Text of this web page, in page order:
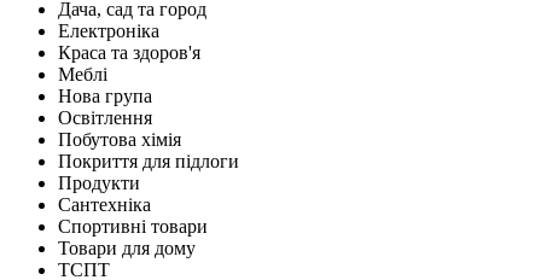
Дача, сад та город
Електроніка
Краса та здоров'я
Меблі
Нова група
Освітлення
Побутова хімія
Покриття для підлоги
Продукти
Сантехніка
Спортивні товари
Товари для дому
ТСПТ